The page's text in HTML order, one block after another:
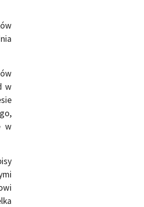
w
w